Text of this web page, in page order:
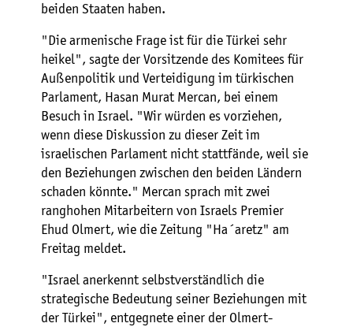
beiden Staaten haben.
"Die armenische Frage ist für die Türkei sehr
heikel", sagte der Vorsitzende des Komitees für
Außenpolitik und Verteidigung im türkischen
Parlament, Hasan Murat Mercan, bei einem
Besuch in Israel. "Wir würden es vorziehen,
wenn diese Diskussion zu dieser Zeit im
israelischen Parlament nicht stattfände, weil sie
den Beziehungen zwischen den beiden Ländern
schaden könnte." Mercan sprach mit zwei
ranghohen Mitarbeitern von Israels Premier
Ehud Olmert, wie die Zeitung "Ha´aretz" am
Freitag meldet.
"Israel anerkennt selbstverständlich die
strategische Bedeutung seiner Beziehungen mit
der Türkei", entgegnete einer der Olmert-